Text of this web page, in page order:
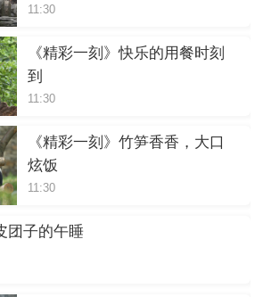
11:30
《精彩一刻》快乐的用餐时刻
到
11:30
《精彩一刻》竹笋香香，大口
炫饭
11:30
团子的午睡